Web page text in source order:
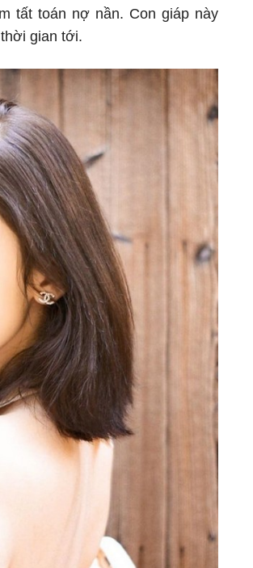
tất toán nợ nần. Con giáp này
gian tới.